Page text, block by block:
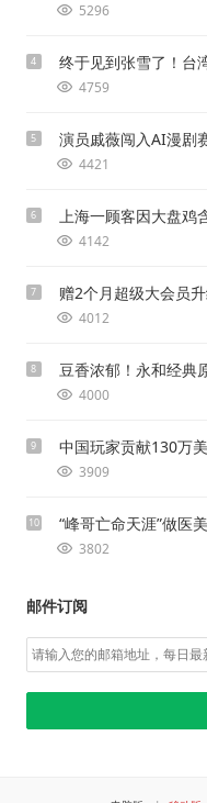
5296
4 终于见到张雪了！台
4759
5 演员戚薇闯入AI漫剧
4421
6 上海一顾客因大盘鸡
4142
7 赠2个月超级大会员
4012
8 豆香浓郁！永和经典
4000
9 中国玩家贡献130万
3909
10 “峰哥亡命天涯”做医
3802
邮件订阅